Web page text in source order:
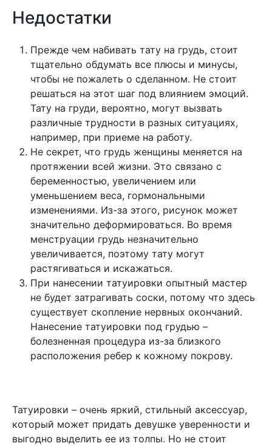
Недостатки
Прежде чем набивать тату на грудь, стоит
тщательно обдумать все плюсы и минусы,
чтобы не пожалеть о сделанном. Не стоит
решаться на этот шаг под влиянием эмоций.
Тату на груди, вероятно, могут вызвать
различные трудности в разных ситуациях,
например, при приеме на работу.
Не секрет, что грудь женщины меняется на
протяжении всей жизни. Это связано с
беременностью, увеличением или
уменьшением веса, гормональными
изменениями. Из-за этого, рисунок может
значительно деформироваться. Во время
менструации грудь незначительно
увеличивается, поэтому тату могут
растягиваться и искажаться.
При нанесении татуировки опытный мастер
не будет затрагивать соски, потому что здесь
существует скопление нервных окончаний.
Нанесение татуировки под грудью –
болезненная процедура из-за близкого
расположения ребер к кожному покрову.
Татуировки – очень яркий, стильный аксессуар,
который может придать девушке уверенности и
выгодно выделить ее из толпы. Но не стоит